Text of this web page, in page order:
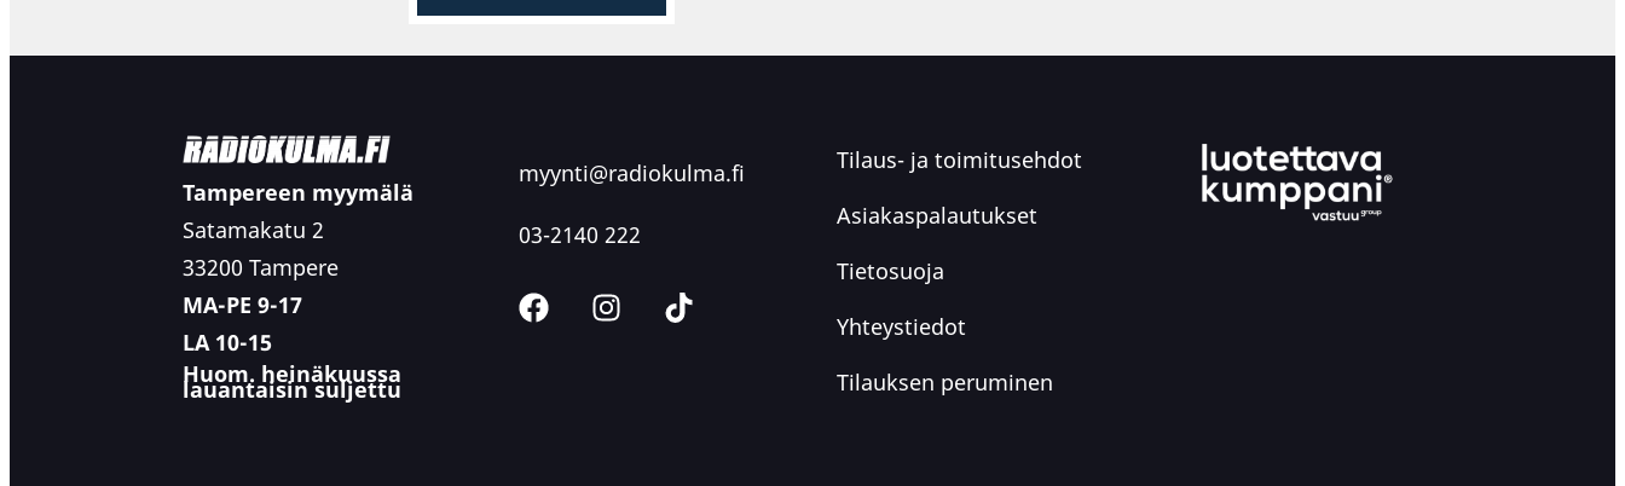
Tampereen myymälä
Satamakatu 2
33200 Tampere
MA-PE 9-17
LA 10-15
Huom. heinäkuussa
lauantaisin suljettu
myynti@radiokulma.fi
03-2140 222
Tilaus- ja toimitusehdot
Asiakaspalautukset
Tietosuoja
Yhteystiedot
Tilauksen peruminen